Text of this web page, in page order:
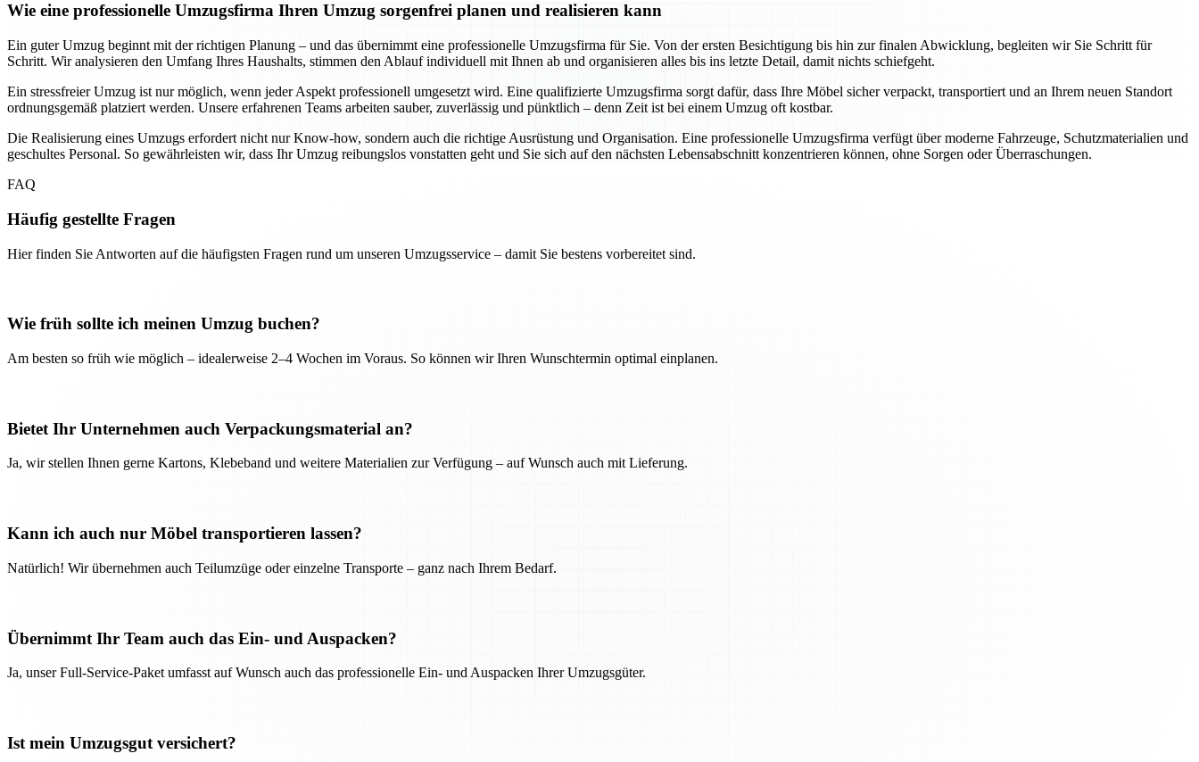
Wie eine professionelle Umzugsfirma Ihren Umzug sorgenfrei planen und realisieren kann
Ein guter Umzug beginnt mit der richtigen Planung – und das übernimmt eine professionelle Umzugsfirma für Sie. Von der ersten Besichtigung bis hin zur finalen Abwicklung, begleiten wir Sie Schritt für
Schritt. Wir analysieren den Umfang Ihres Haushalts, stimmen den Ablauf individuell mit Ihnen ab und organisieren alles bis ins letzte Detail, damit nichts schiefgeht.
Ein stressfreier Umzug ist nur möglich, wenn jeder Aspekt professionell umgesetzt wird. Eine qualifizierte Umzugsfirma sorgt dafür, dass Ihre Möbel sicher verpackt, transportiert und an Ihrem neuen Standort
ordnungsgemäß platziert werden. Unsere erfahrenen Teams arbeiten sauber, zuverlässig und pünktlich – denn Zeit ist bei einem Umzug oft kostbar.
Die Realisierung eines Umzugs erfordert nicht nur Know-how, sondern auch die richtige Ausrüstung und Organisation. Eine professionelle Umzugsfirma verfügt über moderne Fahrzeuge, Schutzmaterialien und
geschultes Personal. So gewährleisten wir, dass Ihr Umzug reibungslos vonstatten geht und Sie sich auf den nächsten Lebensabschnitt konzentrieren können, ohne Sorgen oder Überraschungen.
FAQ
Häufig gestellte Fragen
Hier finden Sie Antworten auf die häufigsten Fragen rund um unseren Umzugsservice – damit Sie bestens vorbereitet sind.
Wie früh sollte ich meinen Umzug buchen?
Am besten so früh wie möglich – idealerweise 2–4 Wochen im Voraus. So können wir Ihren Wunschtermin optimal einplanen.
Bietet Ihr Unternehmen auch Verpackungsmaterial an?
Ja, wir stellen Ihnen gerne Kartons, Klebeband und weitere Materialien zur Verfügung – auf Wunsch auch mit Lieferung.
Kann ich auch nur Möbel transportieren lassen?
Natürlich! Wir übernehmen auch Teilumzüge oder einzelne Transporte – ganz nach Ihrem Bedarf.
Übernimmt Ihr Team auch das Ein- und Auspacken?
Ja, unser Full-Service-Paket umfasst auf Wunsch auch das professionelle Ein- und Auspacken Ihrer Umzugsgüter.
Ist mein Umzugsgut versichert?